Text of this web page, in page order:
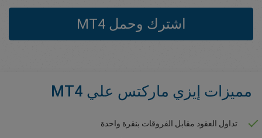
اشترك وحمل MT4
مميزات إيزي ماركتس علي MT4
تداول العقود مقابل الفروقات بنقرة واحدة